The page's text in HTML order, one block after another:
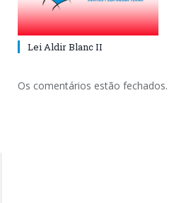
Lei Aldir Blanc II
Os comentários estão fechados.